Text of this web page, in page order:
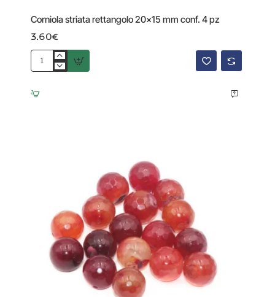
Corniola striata rettangolo 20x15 mm conf. 4 pz
3.60€
Corniola
rettangolo
20x15